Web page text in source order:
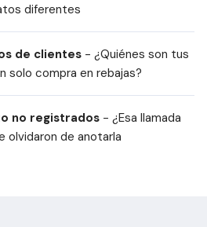
diferentes
de clientes - ¿Quiénes son tus
solo compra en rebajas?
no registrados - ¿Esa llamada
olvidaron de anotarla